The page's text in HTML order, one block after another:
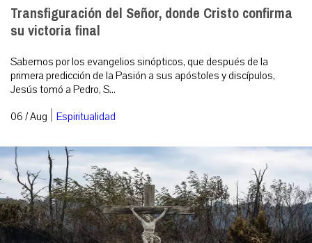
Transfiguración del Señor, donde Cristo confirma
su victoria final
Sabemos por los evangelios sinópticos, que después de la
primera predicción de la Pasión a sus apóstoles y discípulos,
Jesús tomó a Pedro, S...
06 / Aug | Espiritualidad